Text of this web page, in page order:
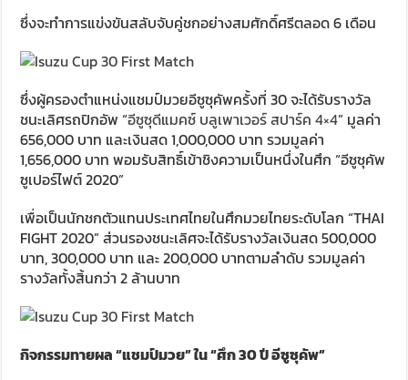
ซึ่งจะทำการแข่งขันสลับจับคู่ชกอย่างสมศักดิ์ศรีตลอด 6 เดือน
ซึ่งผู้ครองตำแหน่งแชมป์มวยอีซูซุคัพครั้งที่ 30 จะได้รับรางวัล
ชนะเลิศรถปิกอัพ “อีซูซุดีแมคซ์ บลูเพาเวอร์ สปาร์ค 4×4” มูลค่า
656,000 บาท และเงินสด 1,000,000 บาท รวมมูลค่า
1,656,000 บาท พอมรับสิทธิ์เข้าชิงความเป็นหนึ่งในศึก “อีซูซุคัพ
ซูเปอร์ไฟต์ 2020”
เพื่อเป็นนักชกตัวแทนประเทศไทยในศึกมวยไทยระดับโลก “THAI
FIGHT 2020” ส่วนรองชนะเลิศจะได้รับรางวัลเงินสด 500,000
บาท, 300,000 บาท และ 200,000 บาทตามลำดับ รวมมูลค่า
รางวัลทั้งสิ้นกว่า 2 ล้านบาท
กิจกรรมทายผล “แชมป์มวย” ใน “ศึก 30 ปี อีซูซุคัพ”